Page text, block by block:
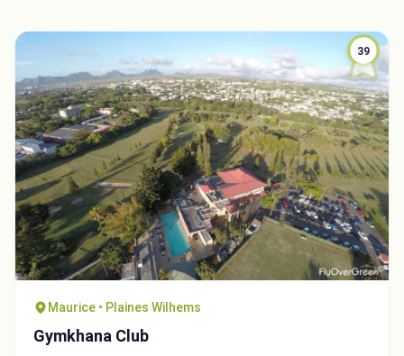
39
Maurice • Plaines Wilhems
Gymkhana Club